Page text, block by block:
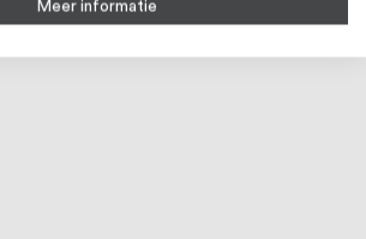
Carrosseriering DIN 9021 RVS
Meer informatie